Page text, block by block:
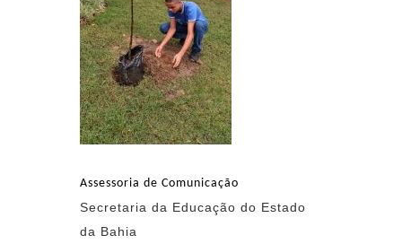
Assessoria de Comunicação
Secretaria da Educação do Estado
da Bahia